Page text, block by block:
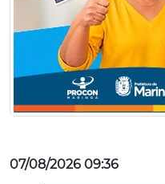
07/08/2026 09:36